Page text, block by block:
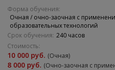
Форма обучения:
Очная / очно-заочная с
образовательных технологий
Срок обучения: 240 часов
Стоимость:
10 000 руб. (Очная)
8 000 руб. (Очно-заочная с